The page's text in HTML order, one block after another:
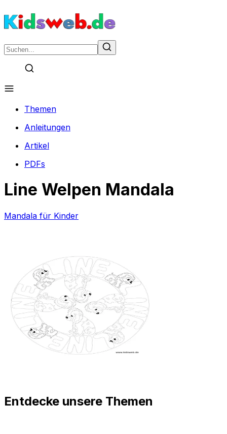
Themen
Anleitungen
Artikel
PDFs
Line Welpen Mandala
Mandala für Kinder
Entdecke unsere Themen